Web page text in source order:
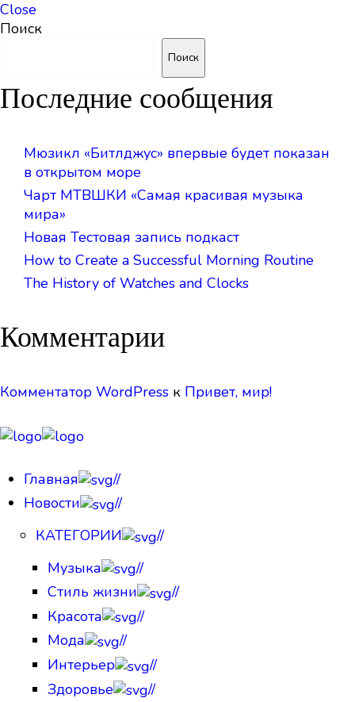
Close
Поиск
Поиск
Последние сообщения
Мюзикл «Битлджус» впервые будет показан
в открытом море
Чарт МТВШКИ «Самая красивая музыка
мира»
Новая Тестовая запись подкаст
How to Create a Successful Morning Routine
The History of Watches and Clocks
Комментарии
Комментатор WordPress к Привет, мир!
Главная
//
Новости
//
КАТЕГОРИИ
//
Музыка
//
Стиль жизни
//
Красота
//
Мода
//
Интерьер
//
Здоровье
//